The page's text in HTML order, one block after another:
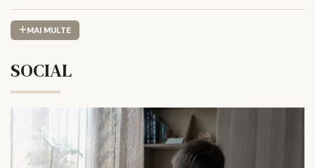
MAI MULTE
SOCIAL